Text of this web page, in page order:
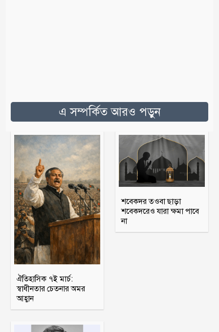
এ সম্পর্কিত আরও পড়ুন
ঐতিহাসিক ৭ই মার্চ:
স্বাধীনতার চেতনার অমর
আহ্বান
শবেকদর তওবা ছাড়া
শবেকদরেও যারা ক্ষমা পাবে
না